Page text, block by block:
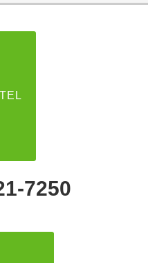
7250